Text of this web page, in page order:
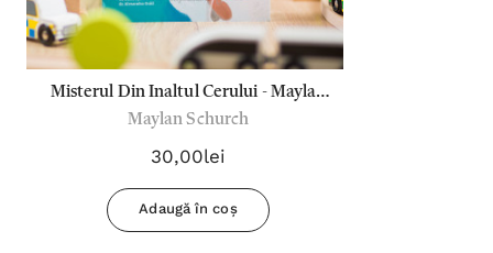
Misterul Din Inaltul Cerului - Maylan
Schurch
Maylan Schurch
30,00lei
Adaugă în coș